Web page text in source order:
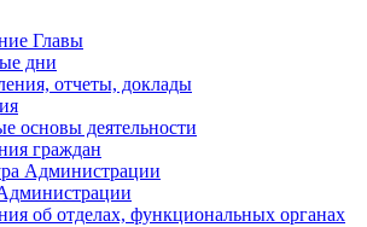
Главы
дни
отчеты, доклады
основы деятельности
граждан
Администрации
об отделах, функциональных органах